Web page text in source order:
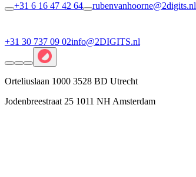
+31 6 16 47 42 64 rubenvanhoorne@2digits.nl
+31 30 737 09 02info@2DIGITS.nl
Orteliuslaan 1000 3528 BD Utrecht
Jodenbreestraat 25 1011 NH Amsterdam